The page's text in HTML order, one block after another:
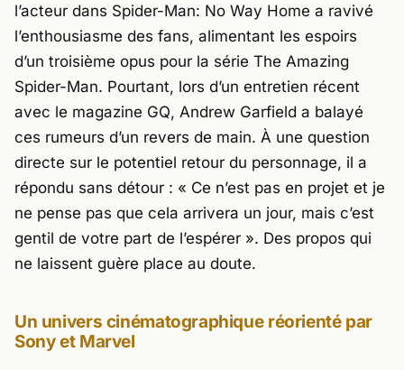
l’acteur dans Spider-Man: No Way Home a ravivé
l’enthousiasme des fans, alimentant les espoirs
d’un troisième opus pour la série The Amazing
Spider-Man. Pourtant, lors d’un entretien récent
avec le magazine GQ, Andrew Garfield a balayé
ces rumeurs d’un revers de main. À une question
directe sur le potentiel retour du personnage, il a
répondu sans détour : « Ce n’est pas en projet et je
ne pense pas que cela arrivera un jour, mais c’est
gentil de votre part de l’espérer ». Des propos qui
ne laissent guère place au doute.
Un univers cinématographique réorienté par
Sony et Marvel